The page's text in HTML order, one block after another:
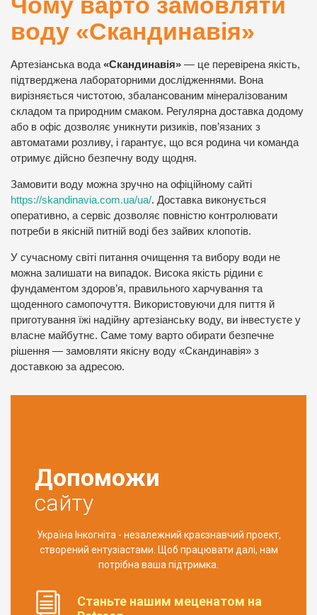
воду «Скандинавія»
Артезіанська вода«Скандинавія» — це перевірена якість,
підтверджена лабораторними дослідженнями. Вона
вирізняється чистотою, збалансованим мінералізованим
складом та природним смаком. Регулярна доставка додому
або в офіс дозволяє уникнути ризиків, пов’язаних з
автоматами розливу, і гарантує, що вся родина чи команда
отримує дійсно безпечну воду щодня.
Замовити воду можна зручно на офіційному сайті
https://skandinavia.com.ua/ua/. Доставка виконується
оперативно, а сервіс дозволяє повністю контролювати
потреби в якісній питній воді без зайвих клопотів.
У сучасному світі питання очищення та вибору води не
можна залишати на випадок. Висока якість рідини є
фундаментом здоров’я, правильного харчування та
щоденного самопочуття. Використовуючи для пиття й
приготування їжі надійну артезіанську воду, ви інвестуєте у
власне майбутнє. Саме тому варто обирати безпечне
рішення — замовляти якісну воду «Скандинавія» з
доставкою за адресою.
Допоможи
сайту
Україна Інкогніта - незалежний краєзнавчий проект,
створений ентузіастами. Щоб працювати далі, нам
потрібна ваша підтримка.
Станьте нашим меценатом на